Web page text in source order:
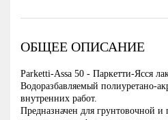
ОБЩЕЕ ОПИСАНИЕ
Parketti-Assa 50 - Паркетти-Ясся
Водоразбавляемый полиуретано-
внутренних работ.
Предназначен для грунтовочной